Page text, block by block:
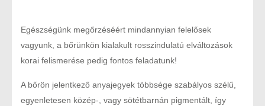
Egészségünk megőrzéséért mindannyian felelősek
vagyunk, a bőrünkön kialakult rosszindulatú elváltozások
korai felismerése pedig fontos feladatunk!
A bőrön jelentkező anyajegyek többsége szabályos szélű,
egyenletesen közép-, vagy sötétbarnán pigmentált, így